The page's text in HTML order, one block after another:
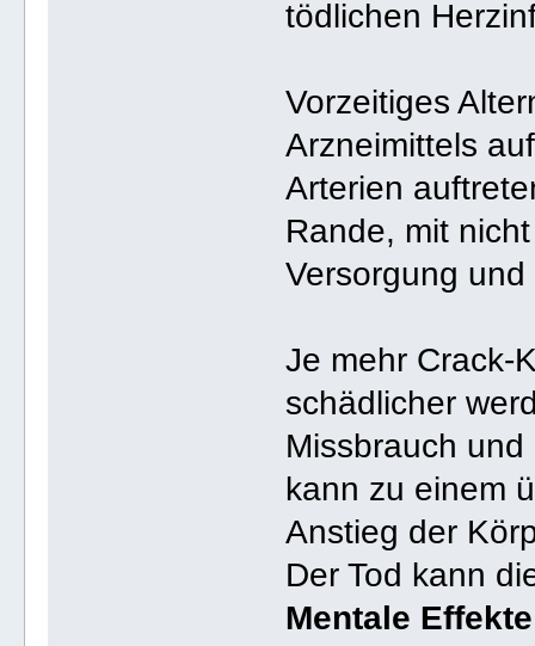
tödlichen
Vorzeitiges
Arzneimittels
Arterien
Rande, mit
Versorgung
Je mehr Crack-
schädlicher
Missbrauch
kann zu einem
Anstieg der
Der Tod kann
Mentale Effekte